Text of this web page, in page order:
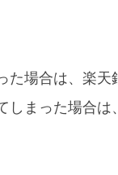
場合は、楽
まった場合